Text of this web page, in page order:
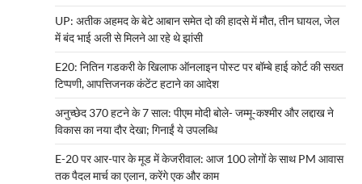
UP: अतीक अहमद के बेटे आबान समेत दो की हादसे में मौत, तीन घायल, जेल
में बंद भाई अली से मिलने आ रहे थे झांसी
E20: नितिन गडकरी के खिलाफ ऑनलाइन पोस्ट पर बॉम्बे हाई कोर्ट की सख्त
टिप्पणी, आपत्तिजनक कंटेंट हटाने का आदेश
अनुच्छेद 370 हटने के 7 साल: पीएम मोदी बोले- जम्मू-कश्मीर और लद्दाख ने
विकास का नया दौर देखा; गिनाईं ये उपलब्धि
E-20 पर आर-पार के मूड में केजरीवाल: आज 100 लोगों के साथ PM आवास
तक पैदल मार्च का एलान, करेंगे एक और काम